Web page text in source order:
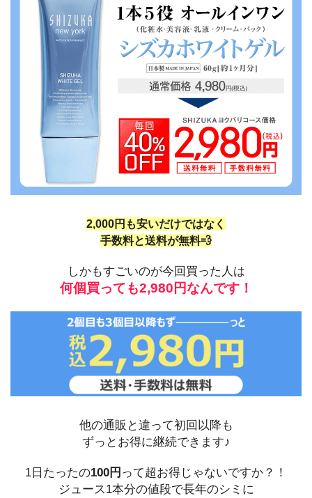
2,000円も安いだけではなく
手数料と送料が無料💨
しかもすごいのが今回買った人は
何個買っても2,980円なんです！
他の通販と違って初回以降も
ずっとお得に継続できます♪
1日たったの100円 って超お得じゃないですか？！
ジュース1本分の値段で長年のシミに